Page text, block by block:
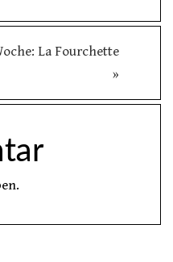
La Fourchette
»